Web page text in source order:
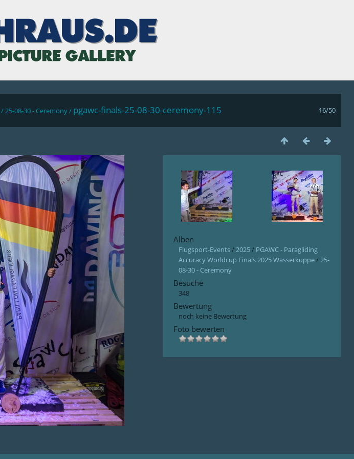
16/50
/25-08-30 - Ceremony/ pgawc-finals-25-08-30-ceremony-115
Alben
Flugsport-Events/2025/ PGAWC - Paragliding
Accuracy Worldcup Finals 2025 Wasserkuppe/25-
08-30 - Ceremony
Besuche
348
Bewertung
noch keine Bewertung
Foto bewerten